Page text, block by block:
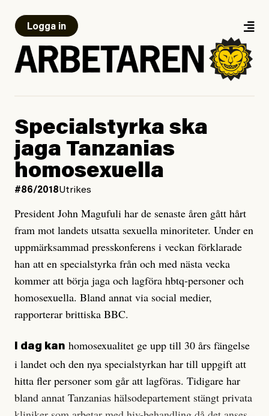
Logga in
Specialstyrka ska
jaga Tanzanias
homosexuella
#86/2018Utrikes
President John Magufuli har de senaste åren gått hårt
fram mot landets utsatta sexuella minoriteter. Under en
uppmärksammad presskonferens i veckan förklarade
han att en specialstyrka från och med nästa vecka
kommer att börja jaga och lagföra hbtq-personer och
homosexuella. Bland annat via social medier,
rapporterar brittiska BBC.
I dag kan homosexualitet ge upp till 30 års fängelse
i landet och den nya specialstyrkan har till uppgift att
hitta fler personer som går att lagföras. Tidigare har
bland annat Tanzanias hälsodepartement stängt privata